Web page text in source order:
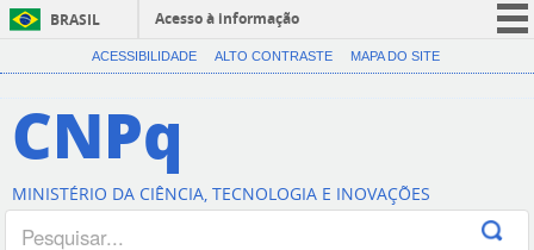
BRASIL
Acesso à informação
CORONAVÍRUS (COVID-19)
Canais
ACESSIBILIDADE ALTO CONTRASTE MAPA DO SITE
CNPq
MINISTÉRIO DA CIÊNCIA, TECNOLOGIA E INOVAÇÕES